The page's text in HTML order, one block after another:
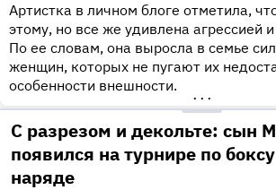
Артистка в личном блоге отметила,
этому, но все же удивлена агрессией
По ее словам, она выросла в семье
женщин, которых не пугают их
особенности внешности.
•••
С разрезом и декольте: сын
появился на турнире по
наряде